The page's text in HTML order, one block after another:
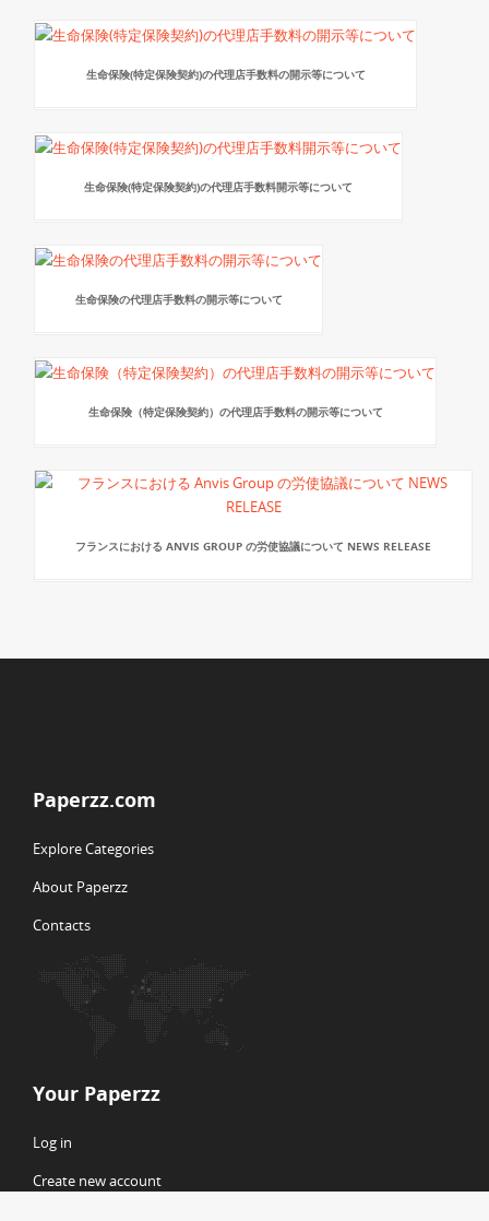
生命保険(特定保険契約)の代理店手数料の開示等について
生命保険(特定保険契約)の代理店手数料開示等について
生命保険の代理店手数料の開示等について
生命保険（特定保険契約）の代理店手数料の開示等について
フランスにおける ANVIS GROUP の労使協議について NEWS RELEASE
Paperzz.com
Explore Categories
About Paperzz
Contacts
Your Paperzz
Log in
Create new account